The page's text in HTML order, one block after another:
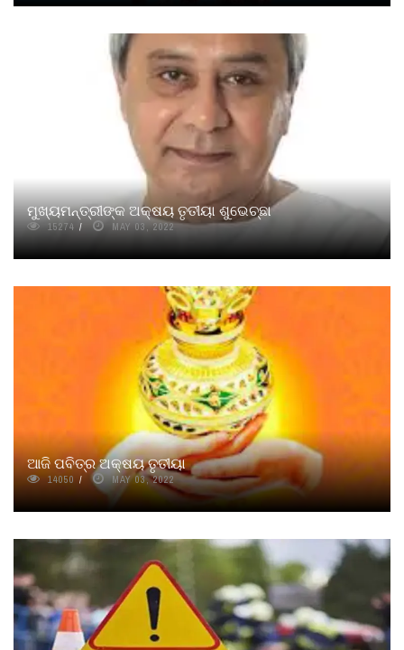
ମୁଖ୍ୟମନ୍ତ୍ରୀଙ୍କ ଅକ୍ଷୟ ତୃତୀୟା ଶୁଭେଚ୍ଛା
15274 MAY 03, 2022
ଆଜି ପବିତ୍ର ଅକ୍ଷୟ ତୃତୀୟା
14050 MAY 03, 2022